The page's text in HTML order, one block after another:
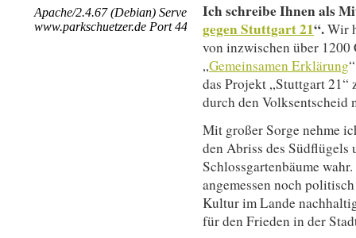
Ich schreibe Ihnen als
gegen Stuttgart 21“.Wir
von inzwischen über
„Gemeinsamen Erklärung
das Projekt „Stuttgart 21“
durch den Volksentscheid
Mit großer Sorge nehme
den Abriss des Südflügels
Schlossgartenbäume
angemessen noch
Kultur im Lande
für den Frieden in der